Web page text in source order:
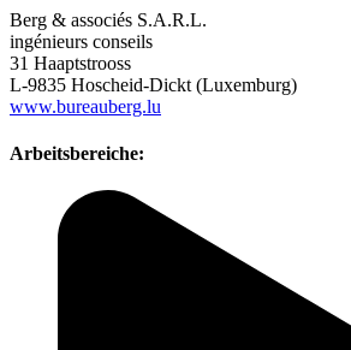
Berg & associés S.A.R.L.
ingénieurs conseils
31 Haaptstrooss
L-9835 Hoscheid-Dickt (Luxemburg)
www.bureauberg.lu
Arbeitsbereiche: